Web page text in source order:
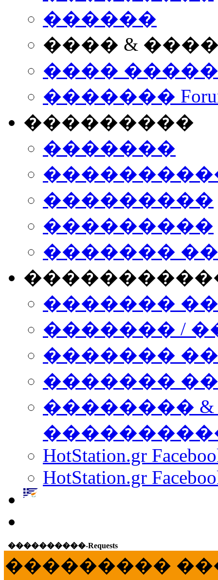
������
���� &
����
�������
���������
�������
���������
���������
�������
�������
������� /
�������
������� ���
��������
HotStation.gr
HotStation.gr
����������-Requests
���������